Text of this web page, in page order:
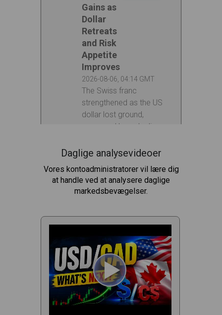
Daglige analysevideoer
Vores kontoadministratorer vil lære dig
at handle ved at analysere daglige
markedsbevægelser.